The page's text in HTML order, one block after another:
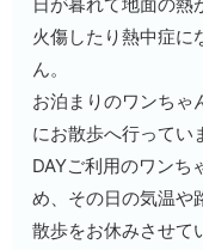
日が暮れて地面の熱
火傷したり熱中症に
ん。
お泊まりのワンちゃ
にお散歩へ行ってい
DAYご利用のワンち
め、その日の気温や
散歩をお休みさせて